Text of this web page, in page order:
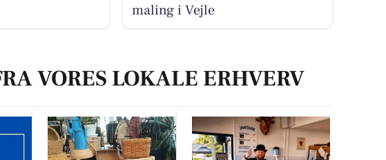
maling i Vejle
VORES LOKALE ERHVERV